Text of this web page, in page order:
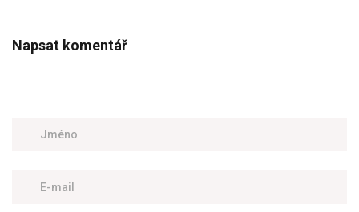
Napsat komentář